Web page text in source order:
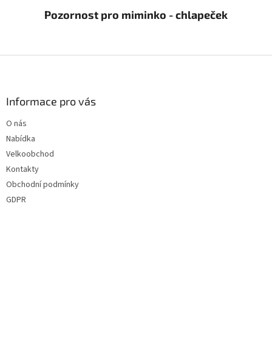
Pozornost pro miminko - chlapeček
Informace pro vás
O nás
Nabídka
Velkoobchod
Kontakty
Obchodní podmínky
GDPR